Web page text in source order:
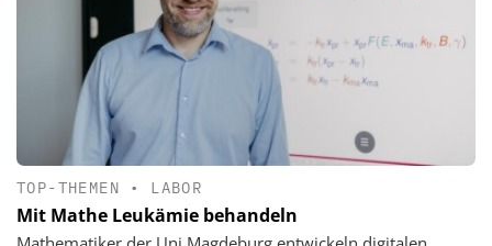
TOP-THEMEN • LABOR
Mit Mathe Leukämie behandeln